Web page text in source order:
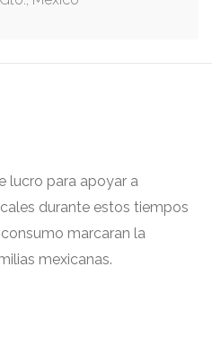
lucro para apoyar a
durante estos tiempos
marcaran la
mexicanas.